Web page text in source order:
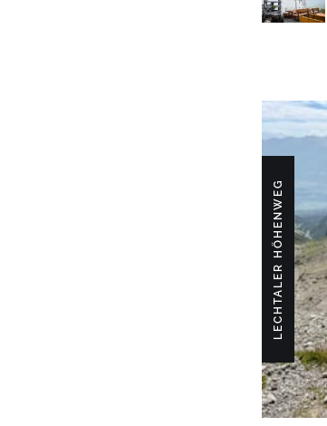
LECHTALER HÖHENWEG